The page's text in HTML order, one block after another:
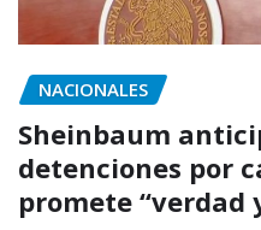
NACIONALES
Sheinbaum
detenciones por
promete “verdad